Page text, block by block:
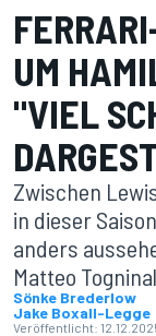
UM
"VIEL
Zwischen
in dieser
anders
Matteo
Sönke Brederlow
Jake Boxall-Legge
Veröffentlicht: